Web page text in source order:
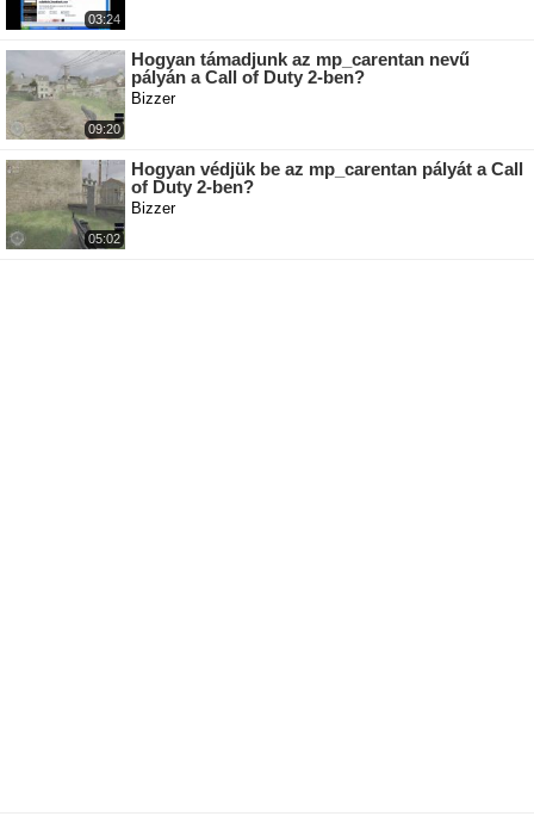
03:24
09:20
Hogyan támadjunk az mp_carentan nevű
pályán a Call of Duty 2-ben?
Bizzer
05:02
Hogyan védjük be az mp_carentan pályát a Call
of Duty 2-ben?
Bizzer